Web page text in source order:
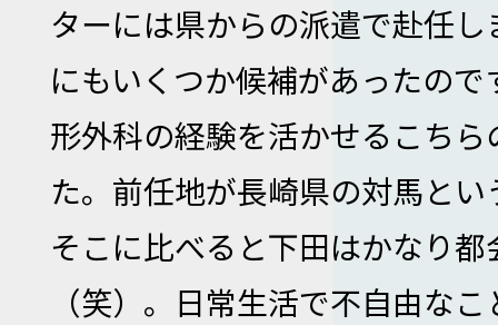
ターには県からの派遣で赴任
にもいくつか候補があったの
形外科の経験を活かせるこち
た。前任地が長崎県の対馬と
そこに比べると下田はかなり
（笑）。日常生活で不自由な